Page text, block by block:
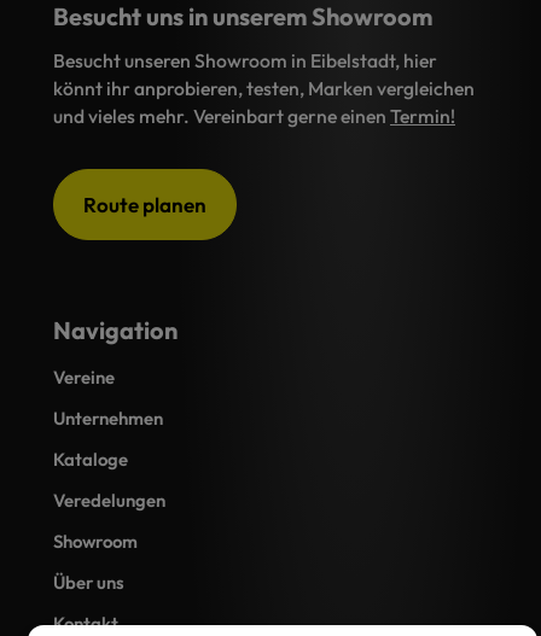
Navigation
Vereine
Unternehmen
Kataloge
Veredelungen
Showroom
Über uns
Kontakt
Besucht uns in unserem Showroom
Besucht unseren Showroom in Eibelstadt, hier
könnt ihr anprobieren, testen, Marken vergleichen
und vieles mehr. Vereinbart gerne einen Termin!
Route planen